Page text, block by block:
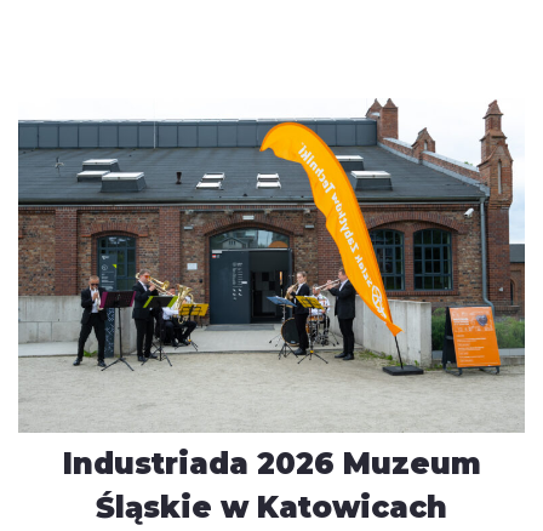
Industriada 2026 Muzeum
Śląskie w Katowicach